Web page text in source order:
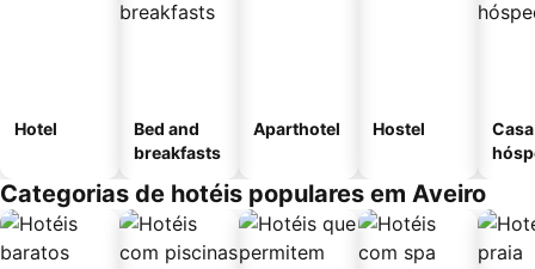
Hotel
Bed and
breakfasts
Aparthotel Hostel
Categorias de hotéis populares em Aveiro